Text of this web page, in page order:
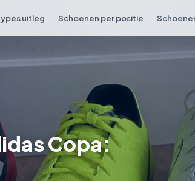
uitleg Schoenen per positie
Copa: